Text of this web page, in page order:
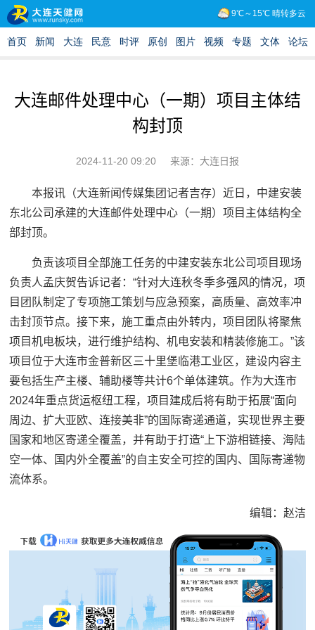
大连邮件处理中心（一期）项目主体结
构封顶
2024-11-20 09:20 来源：大连日报
本报讯（大连新闻传媒集团记者吉存）近日，中建安装
东北公司承建的大连邮件处理中心（一期）项目主体结构全
部封顶。
负责该项目全部施工任务的中建安装东北公司项目现场
负责人孟庆贺告诉记者：“针对大连秋冬季多强风的情况，项
目团队制定了专项施工策划与应急预案，高质量、高效率冲
击封顶节点。接下来，施工重点由外转内，项目团队将聚焦
项目机电板块，进行维护结构、机电安装和精装修施工。”该
项目位于大连市金普新区三十里堡临港工业区，建设内容主
要包括生产主楼、辅助楼等共计6个单体建筑。作为大连市
2024年重点货运枢纽工程，项目建成后将有助于拓展“面向
周边、扩大亚欧、连接美非”的国际寄递通道，实现世界主要
国家和地区寄递全覆盖，并有助于打造“上下游相链接、海陆
空一体、国内外全覆盖”的自主安全可控的国内、国际寄递物
流体系。
编辑：赵洁